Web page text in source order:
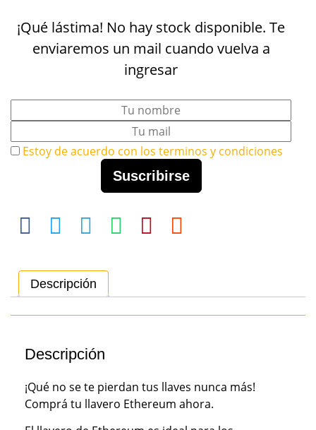
¡Qué lástima! No hay stock disponible. Te
enviaremos un mail cuando vuelva a
ingresar
Estoy de acuerdo con los terminos y condiciones
Suscribirse
Descripción
Descripción
¡Qué no se te pierdan tus llaves nunca más!
Comprá tu llavero Ethereum ahora.